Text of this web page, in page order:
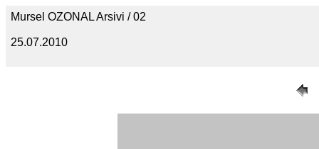
Mursel OZONAL Arsivi / 02
25.07.2010